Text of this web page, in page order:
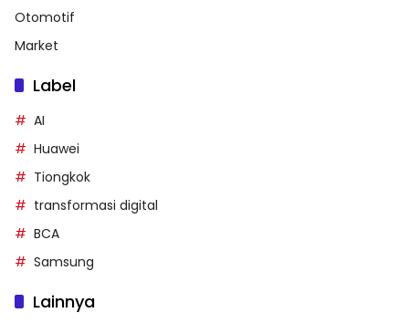
Otomotif
Market
Label
AI
Huawei
Tiongkok
transformasi digital
BCA
Samsung
Lainnya